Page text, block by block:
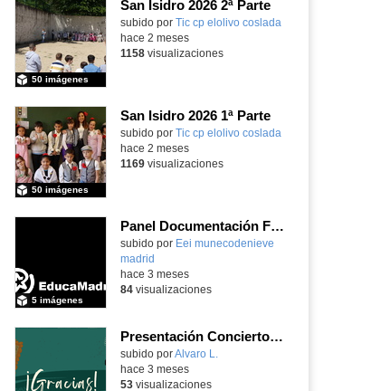
San Isidro 2026 2ª Parte
subido por Tic cp elolivo coslada
50 imágenes
hace 2 meses
1158visualizaciones
San Isidro 2026 1ª Parte
subido por Tic cp elolivo coslada
50 imágenes
hace 2 meses
1169visualizaciones
Panel Documentación Familias
Contenido educativo.
subido por Eei munecodenieve
madrid
5 imágenes
hace 3 meses
84visualizaciones
Presentación Concierto Didáctico
Contenido educativo.
subido porAlvaro L.
hace 3 meses
53visualizaciones